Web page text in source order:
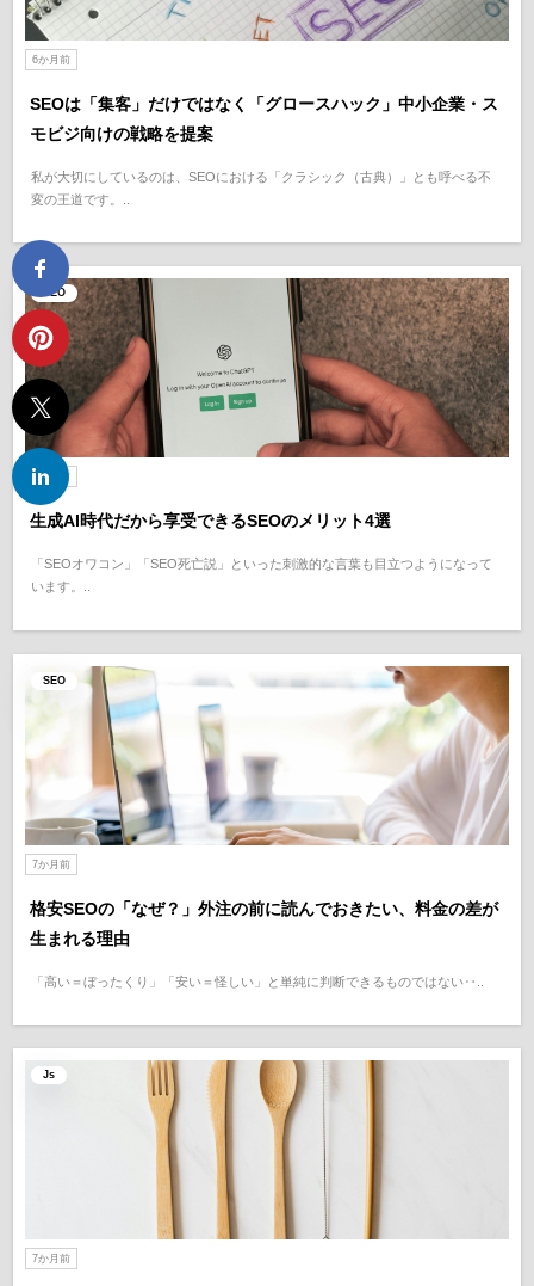
6か月前
SEOは「集客」だけではなく「グロースハック」中小企業・ス
モビジ向けの戦略を提案
私が大切にしているのは、SEOにおける「クラシック（古典）」とも呼べる不
変の王道です。..
SEO
7か月前
生成AI時代だから享受できるSEOのメリット4選
「SEOオワコン」「SEO死亡説」といった刺激的な言葉も目立つようになって
います。..
SEO
7か月前
格安SEOの「なぜ？」外注の前に読んでおきたい、料金の差が
生まれる理由
「高い＝ぼったくり」「安い＝怪しい」と単純に判断できるものではない‥..
Js
7か月前